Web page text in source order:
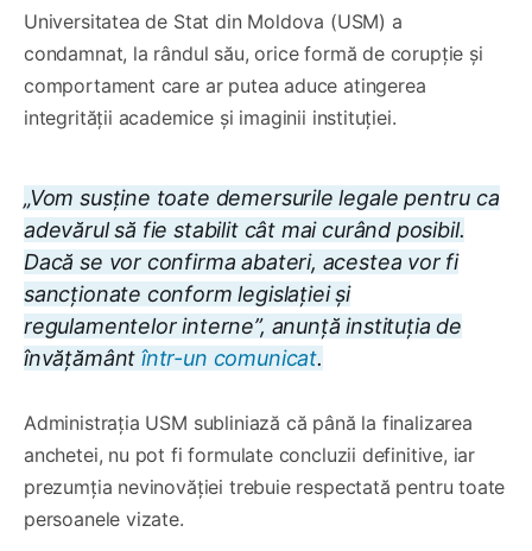
Universitatea de Stat din Moldova (USM) a
condamnat, la rândul său, orice formă de corupție și
comportament care ar putea aduce atingerea
integrității academice și imaginii instituției.
„Vom susține toate demersurile legale pentru ca
adevărul să fie stabilit cât mai curând posibil.
Dacă se vor confirma abateri, acestea vor fi
sancționate conform legislației și
regulamentelor interne”, anunță instituția de
învățământ într-un comunicat.
Administrația USM subliniază că până la finalizarea
anchetei, nu pot fi formulate concluzii definitive, iar
prezumția nevinovăției trebuie respectată pentru toate
persoanele vizate.